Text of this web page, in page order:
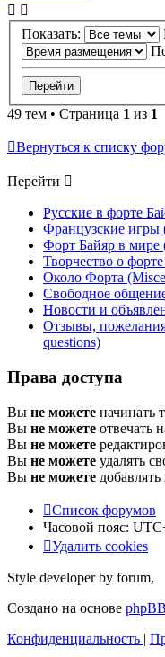
Показать:
49 тем • Страница 1 из 1
Вернуться к списку
Перейти
Русские в форте
Французские игры
Форт Байяр в мире
Творчество о
Около Форта
Свободное
Новости и
Отзывы,
questions)
Права доступа
Вы не можете начинать
Вы не можете отвечать
Вы не можете
Вы не можете удалять
Вы не можете
Список форумов
Часовой пояс:
Удалить cookies
Style developer by forum,
Создано на основе phpBB
Конфиденциальность |